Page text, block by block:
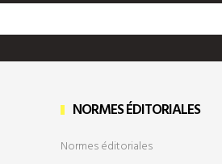
NORMES ÉDITORIALES
Normes éditoriales